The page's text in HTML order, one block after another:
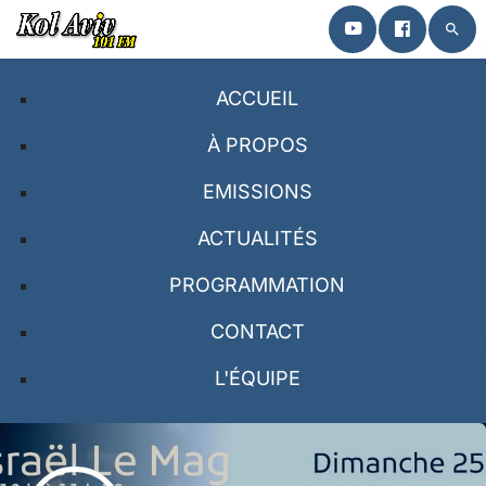
search
close
ACCUEIL
À PROPOS
EMISSIONS
ACTUALITÉS
PROGRAMMATION
CONTACT
L'ÉQUIPE